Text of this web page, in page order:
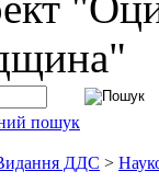
пошук
ДДС >